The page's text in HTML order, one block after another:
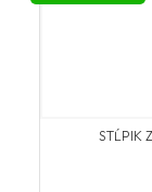
STĹPIK